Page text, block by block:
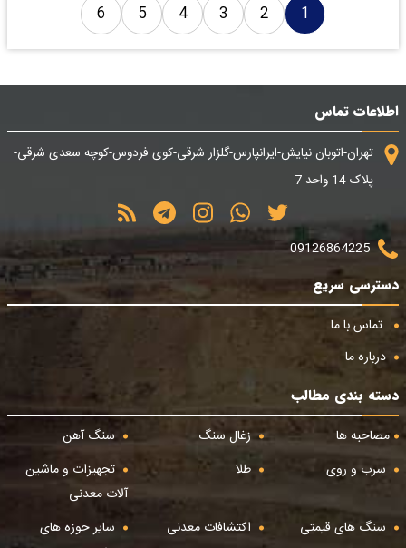
1
2
3
4
5
6
اطلاعات تماس
تهران-اتوبان نیایش-ایرانپارس-گلزار شرقی-کوی فردوس-کوچه سعدی شرقی-
پلاک 14 واحد 7
09126864225
دسترسی سریع
تماس با ما
درباره ما
دسته بندی مطالب
مصاحبه ها
زغال سنگ
سنگ آهن
سرب و روی
طلا
تجهیزات و ماشین
آلات معدنی
سنگ های قیمتی
اکتشافات معدنی
سایر حوزه های